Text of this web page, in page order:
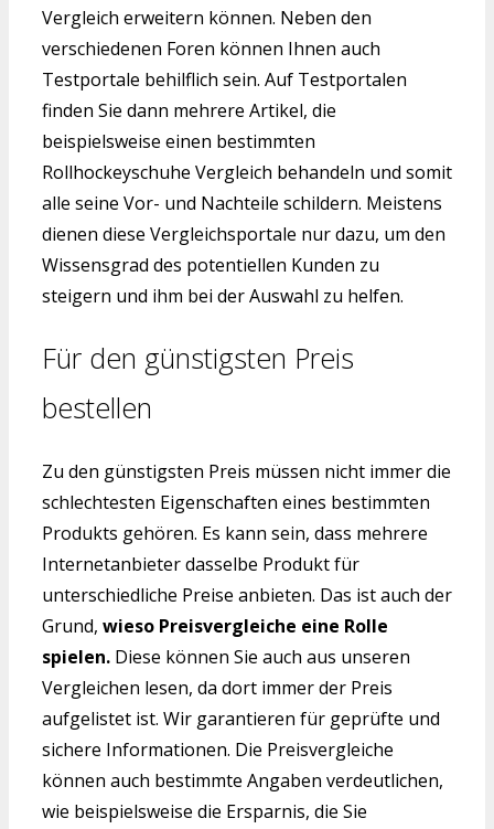
Vergleich erweitern können. Neben den
verschiedenen Foren können Ihnen auch
Testportale behilflich sein. Auf Testportalen
finden Sie dann mehrere Artikel, die
beispielsweise einen bestimmten
Rollhockeyschuhe Vergleich behandeln und somit
alle seine Vor- und Nachteile schildern. Meistens
dienen diese Vergleichsportale nur dazu, um den
Wissensgrad des potentiellen Kunden zu
steigern und ihm bei der Auswahl zu helfen.
Für den günstigsten Preis
bestellen
Zu den günstigsten Preis müssen nicht immer die
schlechtesten Eigenschaften eines bestimmten
Produkts gehören. Es kann sein, dass mehrere
Internetanbieter dasselbe Produkt für
unterschiedliche Preise anbieten. Das ist auch der
Grund, wieso Preisvergleiche eine Rolle
spielen. Diese können Sie auch aus unseren
Vergleichen lesen, da dort immer der Preis
aufgelistet ist. Wir garantieren für geprüfte und
sichere Informationen. Die Preisvergleiche
können auch bestimmte Angaben verdeutlichen,
wie beispielsweise die Ersparnis, die Sie